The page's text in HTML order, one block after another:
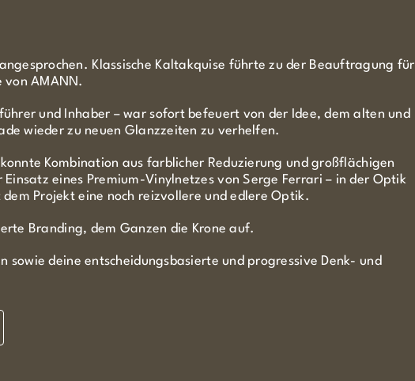
Klassische Kaltakquise führte zu der Beauftragung für
von AMANN.
und Inhaber – war sofort befeuert von der Idee, dem alten und
wieder zu neuen Glanzzeiten zu verhelfen.
Kombination aus farblicher Reduzierung und großflächigen
eines Premium-Vinylnetzes von Serge Ferrari – in der Optik
Projekt eine noch reizvollere und edlere Optik.
Branding, dem Ganzen die Krone auf.
sowie deine entscheidungsbasierte und progressive Denk- und